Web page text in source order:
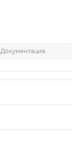
Документация